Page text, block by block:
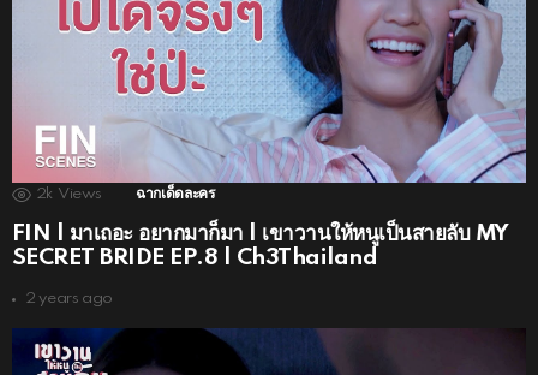
2k Views ฉากเด็ดละคร
FIN | มาเถอะ อยากมาก็มา | เขาวานให้หนูเป็นสายลับ MY
SECRET BRIDE EP.8 | Ch3Thailand
2 years ago